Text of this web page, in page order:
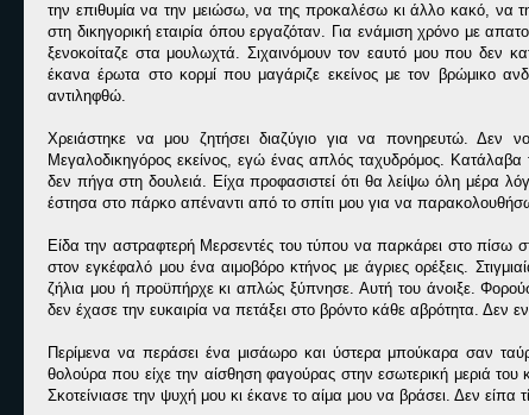
την επιθυμία να την μειώσω, να της προκαλέσω κι άλλο κακό, να
στη δικηγορική εταιρία όπου εργαζόταν. Για ενάμιση χρόνο με
ξενοκοίταζε στα μουλωχτά. Σιχαινόμουν τον εαυτό μου που δεν
έκανα έρωτα στο κορμί που μαγάριζε εκείνος με τον βρώμικο
αντιληφθώ.
Χρειάστηκε να μου ζητήσει διαζύγιο για να πονηρευτώ. Δεν
Μεγαλοδικηγόρος εκείνος, εγώ ένας απλός ταχυδρόμος.
δεν πήγα στη δουλειά. Είχα προφασιστεί ότι θα λείψω όλη μέρα
έστησα στο πάρκο απέναντι από το σπίτι μου για να παρακολουθήσω
Είδα την αστραφτερή Μερσεντές του τύπου να παρκάρει στο πίσω
στον εγκέφαλό μου ένα αιμοβόρο κτήνος με άγριες ορέξεις.
ζήλια μου ή προϋπήρχε κι απλώς ξύπνησε. Αυτή του άνοιξε.
δεν έχασε την ευκαιρία να πετάξει στο βρόντο κάθε αβρότητα. Δεν
Περίμενα να περάσει ένα μισάωρο και ύστερα μπούκαρα σαν
θολούρα που είχε την αίσθηση φαγούρας στην εσωτερική μεριά
Σκοτείνιασε την ψυχή μου κι έκανε το αίμα μου να βράσει. Δεν είπα